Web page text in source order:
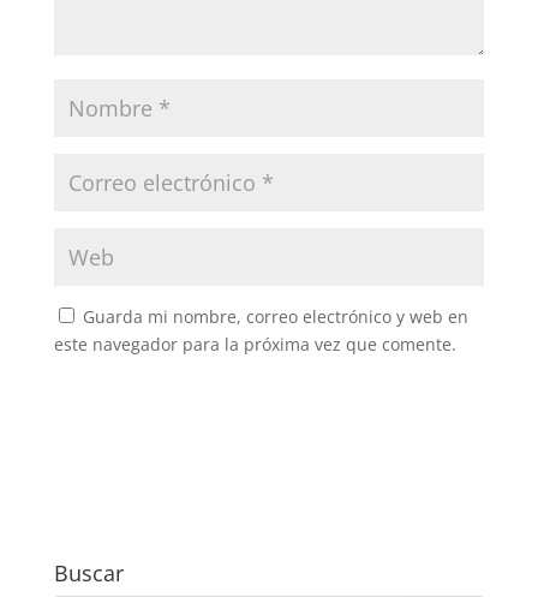
Guarda mi nombre, correo electrónico y web en
este navegador para la próxima vez que comente.
Buscar